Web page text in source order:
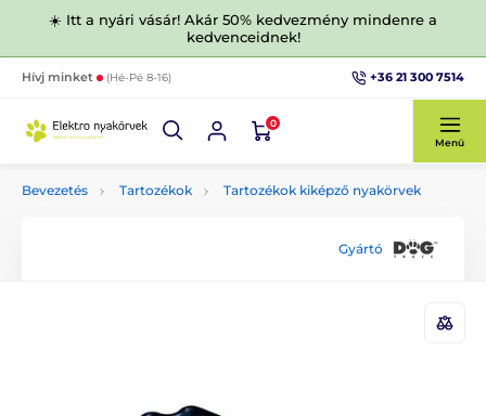
☀️ Itt a nyári vásár! Akár 50% kedvezmény mindenre a
kedvenceidnek!
Hívj minket (Hé-Pé 8-16) +36 21 300 7514
0
Menü
Bevezetés Tartozékok Tartozékok kiképző nyakörvek
Gyártó